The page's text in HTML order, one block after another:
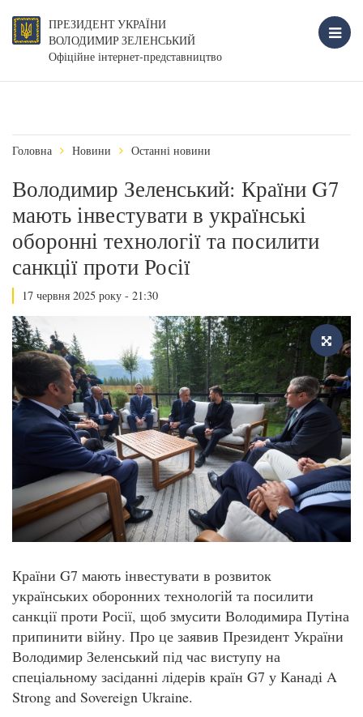
ПРЕЗИДЕНТ УКРАЇНИ
ВОЛОДИМИР ЗЕЛЕНСЬКИЙ
Офіційне інтернет-представництво
Головна Новини Останні новини
Володимир Зеленський: Країни G7
мають інвестувати в українські
оборонні технології та посилити
санкції проти Росії
17 червня 2025 року - 21:30
Країни G7 мають інвестувати в розвиток
українських оборонних технологій та посилити
санкції проти Росії, щоб змусити Володимира Путіна
припинити війну. Про це заявив Президент України
Володимир Зеленський під час виступу на
спеціальному засіданні лідерів країн G7 у Канаді A
Strong and Sovereign Ukraine.